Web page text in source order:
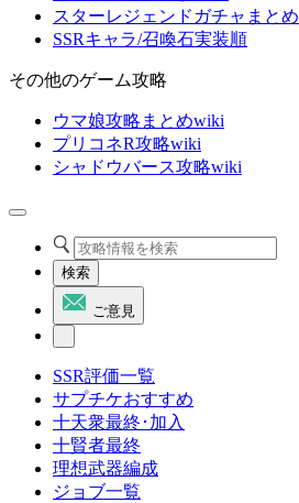
スターレジェンドガチャまとめ
SSRキャラ/召喚石実装順
その他のゲーム攻略
ウマ娘攻略まとめwiki
プリコネR攻略wiki
シャドウバース攻略wiki
検索
ご意見
SSR評価一覧
サプチケおすすめ
十天衆最終･加入
十賢者最終
理想武器編成
ジョブ一覧